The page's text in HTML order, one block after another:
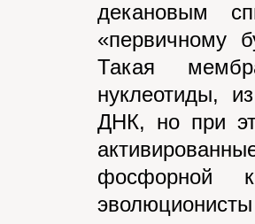
декановым
«первичному
Такая
нуклеотиды,
ДНК, но при
фосфорной